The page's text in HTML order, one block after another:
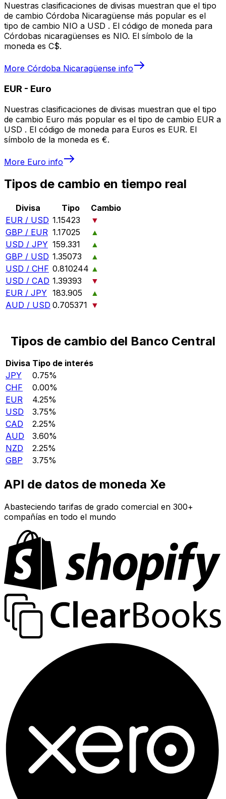
Nuestras clasificaciones de divisas muestran que el tipo
de cambio Córdoba Nicaragüense más popular es el
tipo de cambio NIO a USD . El código de moneda para
Córdobas nicaragüenses es NIO. El símbolo de la
moneda es C$.
More Córdoba Nicaragüense info
EUR - Euro
Nuestras clasificaciones de divisas muestran que el tipo
de cambio Euro más popular es el tipo de cambio EUR a
USD . El código de moneda para Euros es EUR. El
símbolo de la moneda es €.
More Euro info
Tipos de cambio en tiempo real
Divisa Tipo
Cambio
EUR / USD 1.15423
▼
GBP / EUR 1.17025
▲
USD / JPY 159.331
▲
GBP / USD 1.35073
▲
USD / CHF 0.810244 ▲
USD / CAD 1.39393
▼
EUR / JPY 183.905
▲
AUD / USD 0.705371 ▼
Tipos de cambio del Banco Central
Divisa Tipo de interés
JPY
0.75%
CHF
0.00%
EUR
4.25%
USD
3.75%
CAD
2.25%
AUD
3.60%
NZD
2.25%
GBP
3.75%
API de datos de moneda Xe
Abasteciendo tarifas de grado comercial en 300+
compañías en todo el mundo